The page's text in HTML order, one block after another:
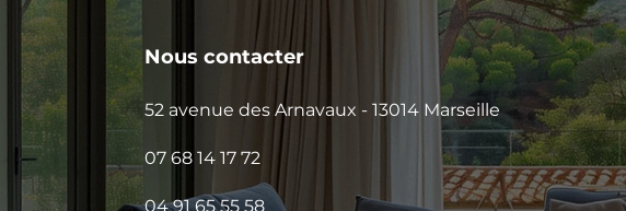
Nous contacter
52 avenue des Arnavaux - 13014 Marseille
07 68 14 17 72
04 91 65 55 58